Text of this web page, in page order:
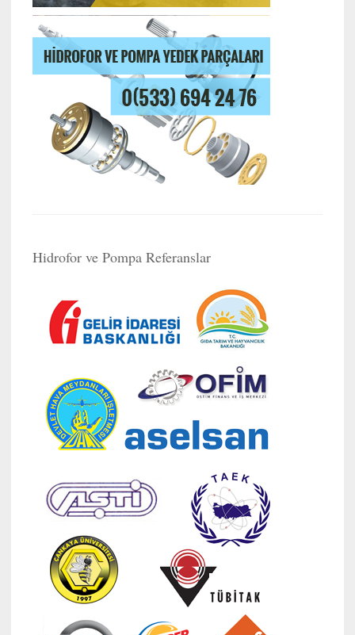
Hidrofor ve Pompa Referanslar